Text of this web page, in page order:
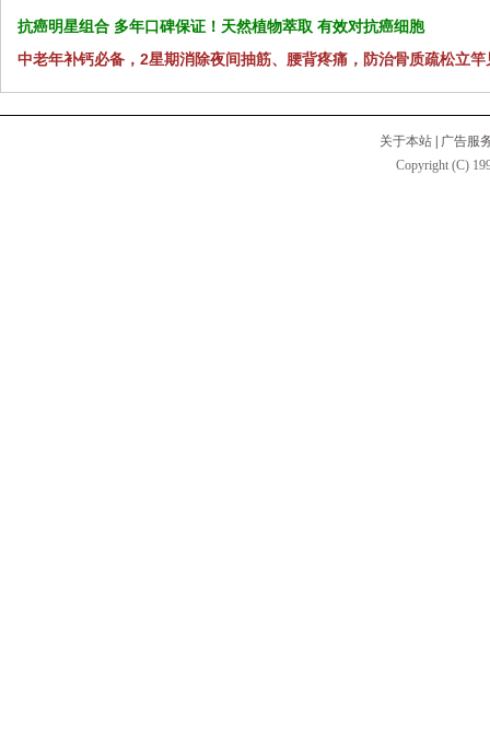
抗癌明星组合 多年口碑保证！天然植物萃取 有效对抗癌细胞
中老年补钙必备，2星期消除夜间抽筋、腰背疼痛，防治骨质疏松立竿
关于本站
广告服
Copyright (C)